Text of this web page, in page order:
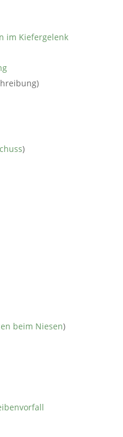
im Kiefergelenk
)
beim Niesen)